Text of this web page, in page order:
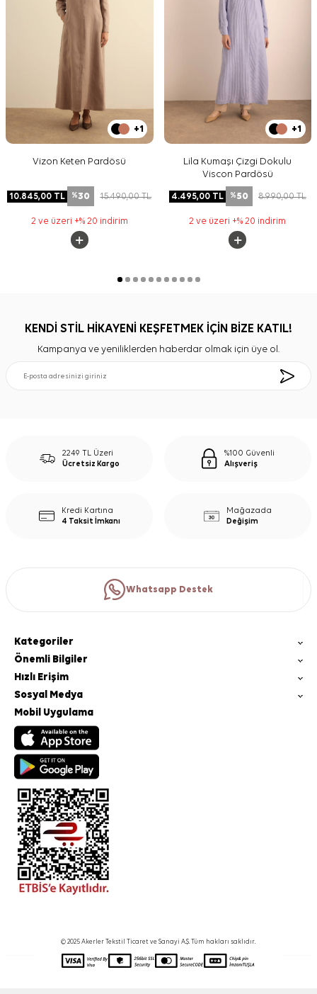
+1
Vizon Keten Pardösü
10.845,00 TL %30 15.490,00TL
2 ve üzeri +% 20 indirim
+1
Lila Kumaşı Çizgi Dokulu
Viscon Pardösü
4.495,00TL %50 8.990,00TL
2 ve üzeri +% 20 indirim
KENDİ STİL HİKAYENİ KEŞFETMEK İÇİN BİZE KATIL!
Kampanya ve yeniliklerden haberdar olmak için üye ol.
2249 TL Üzeri
Ücretsiz Kargo
%100 Güvenli
Alışveriş
Kredi Kartına
4 Taksit İmkanı
Mağazada
Değişim
Whatsapp Destek
Kategoriler
Önemli Bilgiler
Hızlı Erişim
Sosyal Medya
Mobil Uygulama
© 2025 Akerler Tekstil Ticaret ve Sanayi A.Ş. Tüm hakları saklıdır.